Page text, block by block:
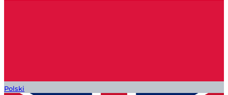
Polski